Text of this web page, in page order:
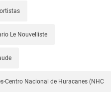
Le Nouvelliste
Centro Nacional de Huracanes (NHC